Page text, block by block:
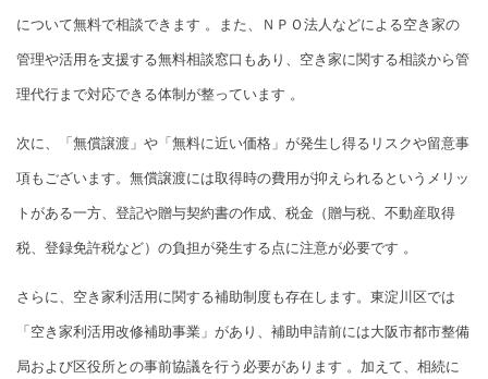
について無料で相談できます 。また、ＮＰＯ法人などによる空き家の
管理や活用を支援する無料相談窓口もあり、空き家に関する相談から管
理代行まで対応できる体制が整っています 。
次に、「無償譲渡」や「無料に近い価格」が発生し得るリスクや留意事
項もございます。無償譲渡には取得時の費用が抑えられるというメリッ
トがある一方、登記や贈与契約書の作成、税金（贈与税、不動産取得
税、登録免許税など）の負担が発生する点に注意が必要です 。
さらに、空き家利活用に関する補助制度も存在します。東淀川区では
「空き家利活用改修補助事業」があり、補助申請前には大阪市都市整備
局および区役所との事前協議を行う必要があります 。加えて、相続に